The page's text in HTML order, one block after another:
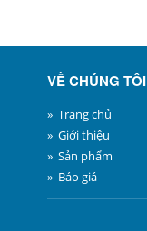
VỀ CHÚNG TÔI
» Trang chủ
» Giới thiệu
» Sản phẩm
» Báo giá